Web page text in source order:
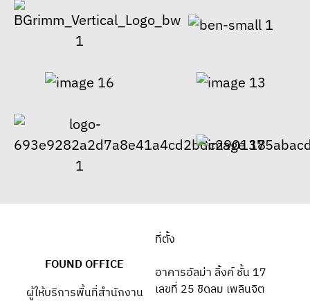
FOUND OFFICE
ผู้ให้บริการพื้นที่สำนักงาน
ที่ตั้ง
อาคารอัลม่า ลิ้งค์ ชั้น 17
เลขที่ 25 ชิดลม เพลินจิต